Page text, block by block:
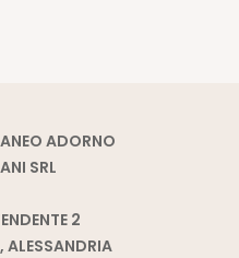
ADORNO
SRL
2